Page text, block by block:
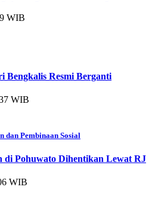
WIB
Bengkalis Resmi Berganti
WIB
dan Pembinaan Sosial
di Pohuwato Dihentikan Lewat RJ
WIB